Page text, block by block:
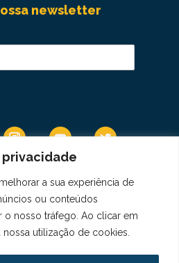
privacidade
a sua experiência de
ou conteúdos
o nosso tráfego. Ao clicar em
nossa utilização de cookies.
newsletter
são tratados de acordo
CE do Regulamento
de Dados.
Colégio de Portugal.
Conheça a nossa